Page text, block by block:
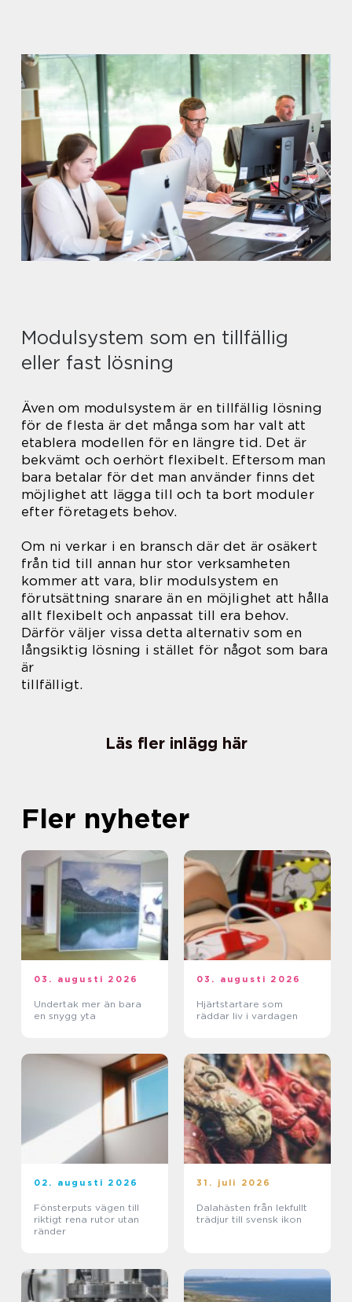
Modulsystem som en tillfällig
eller fast lösning
Även om modulsystem är en tillfällig lösning
för de flesta är det många som har valt att
etablera modellen för en längre tid. Det är
bekvämt och oerhört flexibelt. Eftersom man
bara betalar för det man använder finns det
möjlighet att lägga till och ta bort moduler
efter företagets behov.
Om ni verkar i en bransch där det är osäkert
från tid till annan hur stor verksamheten
kommer att vara, blir modulsystem en
förutsättning snarare än en möjlighet att hålla
allt flexibelt och anpassat till era behov.
Därför väljer vissa detta alternativ som en
långsiktig lösning i stället för något som bara
är
tillfälligt.
Läs fler inlägg här
Fler nyheter
03. augusti 2026
Undertak mer än bara
en snygg yta
03. augusti 2026
Hjärtstartare som
räddar liv i vardagen
02. augusti 2026
Fönsterputs vägen till
riktigt rena rutor utan
ränder
31. juli 2026
Dalahästen från lekfullt
trädjur till svensk ikon